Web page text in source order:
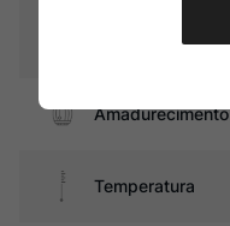
Amadurecimento
Temperatura